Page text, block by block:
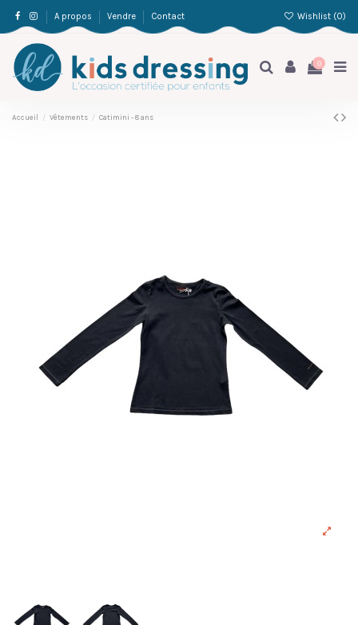
A propos Vendre Contact Wishlist (0)
0
Accueil Vêtements Catimini - 8 ans